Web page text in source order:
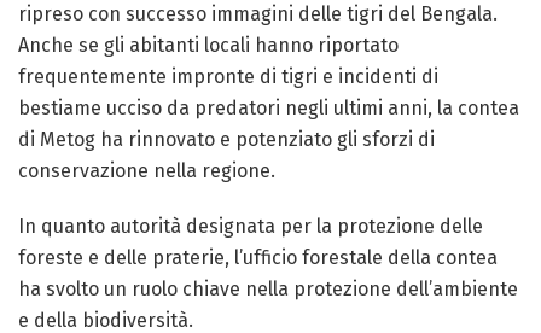
ripreso con successo immagini delle tigri del Bengala.
Anche se gli abitanti locali hanno riportato
frequentemente impronte di tigri e incidenti di
bestiame ucciso da predatori negli ultimi anni, la contea
di Metog ha rinnovato e potenziato gli sforzi di
conservazione nella regione.
In quanto autorità designata per la protezione delle
foreste e delle praterie, l’ufficio forestale della contea
ha svolto un ruolo chiave nella protezione dell’ambiente
e della biodiversità.